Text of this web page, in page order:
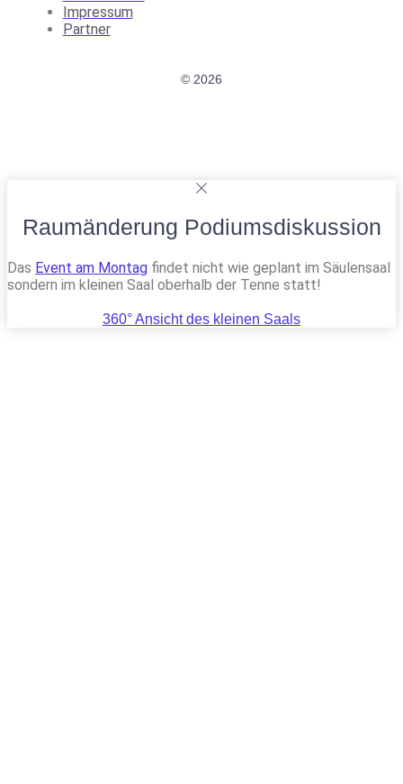
Impressum
Partner
© 2026
Raumänderung Podiumsdiskussion
Das Event am Montag findet nicht wie geplant im Säulensaal
sondern im kleinen Saal oberhalb der Tenne statt!
360° Ansicht des kleinen Saals